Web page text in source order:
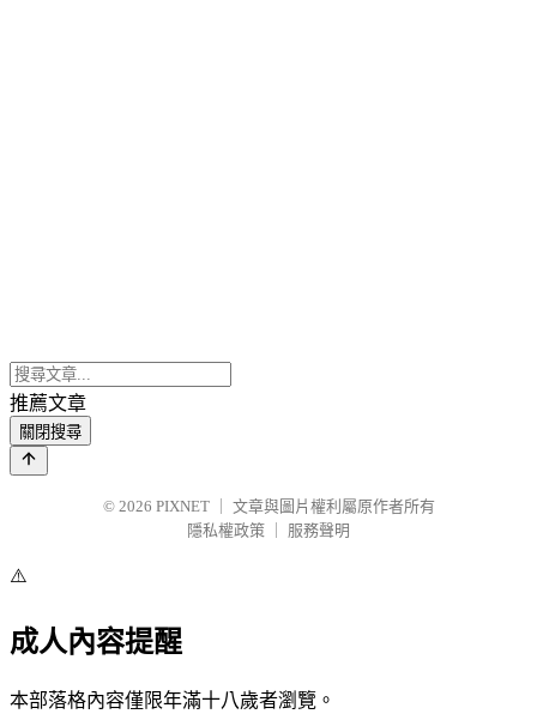
推薦文章
關閉搜尋
© 2026 PIXNET
文章與圖片權利屬原作者所有
隱私權政策
服務聲明
⚠️
成人內容提醒
本部落格內容僅限年滿十八歲者瀏覽。